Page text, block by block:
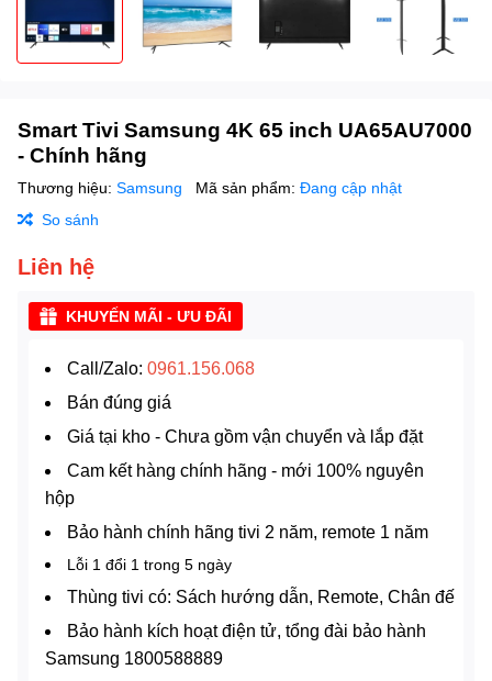
Smart Tivi Samsung 4K 65 inch UA65AU7000
- Chính hãng
Thương hiệu: Samsung Mã sản phẩm: Đang cập nhật
So sánh
Liên hệ
KHUYẾN MÃI - ƯU ĐÃI
Call/Zalo: 0961.156.068
Bán đúng giá
Giá tại kho - Chưa gồm vận chuyển và lắp đặt
Cam kết hàng chính hãng - mới 100% nguyên
hộp
Bảo hành chính hãng tivi 2 năm, remote 1 năm
Lỗi 1 đổi 1 trong 5 ngày
Thùng tivi có: Sách hướng dẫn, Remote, Chân đế
Bảo hành kích hoạt điện tử, tổng đài bảo hành
Samsung 1800588889